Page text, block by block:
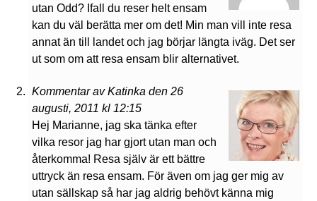
utan Odd? Ifall du reser helt ensam
kan du väl berätta mer om det! Min man vill inte resa
annat än till landet och jag börjar längta iväg. Det ser
ut som om att resa ensam blir alternativet.
Kommentar av Katinka den 26
augusti, 2011 kl 12:15
Hej Marianne, jag ska tänka efter
vilka resor jag har gjort utan man och
återkomma! Resa själv är ett bättre
uttryck än resa ensam. För även om jag ger mig av
utan sällskap så har jag aldrig behövt känna mig